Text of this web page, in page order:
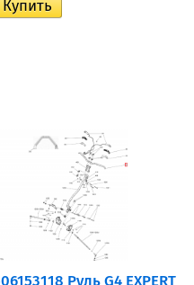
Руль G4 EXPERT